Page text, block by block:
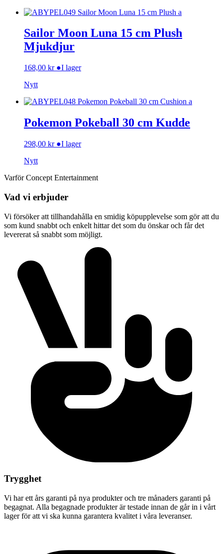
Sailor Moon Luna 15 cm Plush
Mjukdjur
168,00 kr ●I lager
Nytt
Pokemon Pokeball 30 cm Kudde
298,00 kr ●I lager
Nytt
Varför Concept Entertainment
Vad vi erbjuder
Vi försöker att tillhandahålla en smidig köpupplevelse som gör att du
som kund snabbt och enkelt hittar det som du önskar och får det
levererat så snabbt som möjligt.
Trygghet
Vi har ett års garanti på nya produkter och tre månaders garanti på
begagnat. Alla begagnade produkter är testade innan de går in i vårt
lager för att vi ska kunna garantera kvalitet i våra leveranser.